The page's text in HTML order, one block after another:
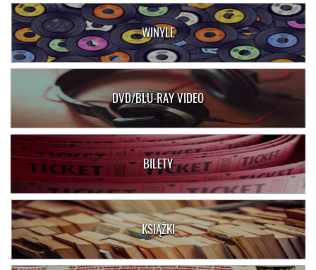
WINYLE
DVD/BLU-RAY VIDEO
BILETY
KSIĄŻKI